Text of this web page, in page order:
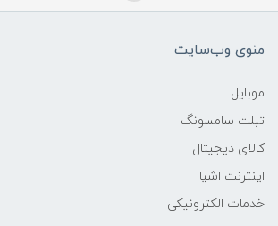
منوی وب‌سایت
موبایل
تبلت سامسونگ
کالای دیجیتال
اینترنت اشیا
خدمات الکترونیکی